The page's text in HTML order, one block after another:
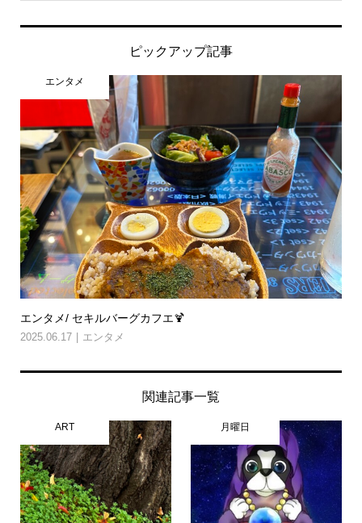
ピックアップ記事
エンタメ
エンタメ/ セキルバーグカフエ🍹
2025.06.17 エンタメ
関連記事一覧
ART 月曜日